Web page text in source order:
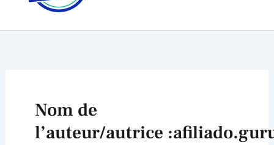
Nom de
l’auteur/autrice